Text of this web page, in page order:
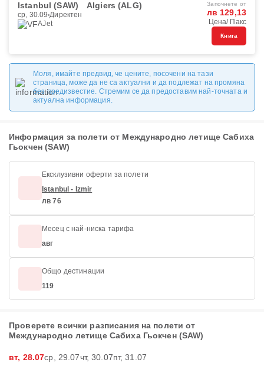
Istanbul (SAW) Algiers (ALG)
ср, 30.09 Директен
AJet
Започнете от
лв 129,13
Цена/ Пакс
Книга
Моля, имайте предвид, че цените, посочени на тази
страница, може да не са актуални и да подлежат на промяна
без предизвестие. Стремим се да предоставим най-точната и
актуална информация.
Информация за полети от Международно летище Сабиха
Гьокчен (SAW)
Ексклузивни оферти за полети
Istanbul - Izmir
лв 76
Месец с най-ниска тарифа
авг
Общо дестинации
119
Проверете всички разписания на полети от
Международно летище Сабиха Гьокчен (SAW)
вт, 28.07ср, 29.07чт, 30.07пт, 31.07